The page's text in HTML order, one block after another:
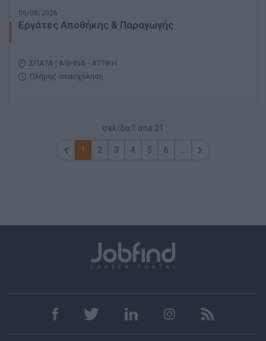
06/08/2026
Εργάτες Αποθήκης & Παραγωγής
ΣΠΑΤΑ | ΑΘΗΝΑ - ΑΤΤΙΚΗ
Πλήρης απασχόληση
σελίδα 1 από 21
1 2 3 4 5 6 ...